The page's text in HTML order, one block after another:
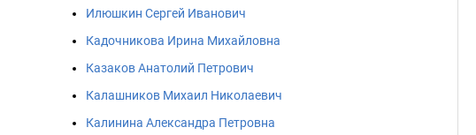
Илюшкин Сергей Иванович
Кадочникова Ирина Михайловна
Казаков Анатолий Петрович
Калашников Михаил Николаевич
Калинина Александра Петровна